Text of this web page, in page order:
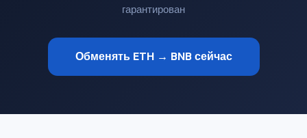
гарантирован
Обменять ETH → BNB сейчас